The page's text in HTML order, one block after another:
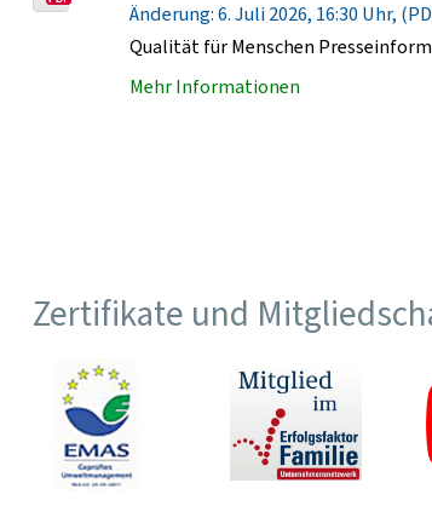
Änderung: 6. Juli 2026, 16:30 Uhr,
Qualität für Menschen
Mehr Informationen
Zertifikate und